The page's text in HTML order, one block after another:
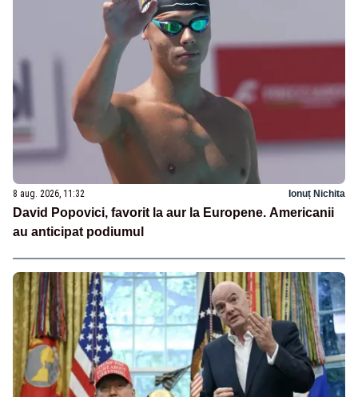
8 aug. 2026, 11:32 Ionuț Nichita
David Popovici, favorit la aur la Europene. Americanii
au anticipat podiumul